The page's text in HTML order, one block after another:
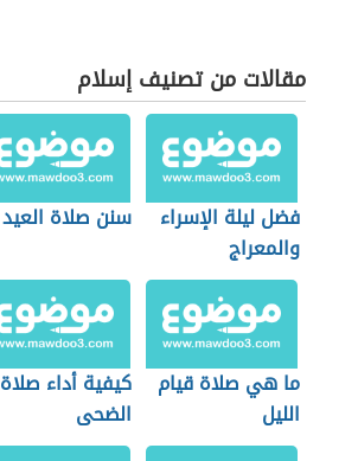
مقالات من تصنيف إسلام
فضل ليلة الإسراء
والمعراج
سنن صلاة العيد
ما هي صلاة قيام
الليل
كيفية أداء صلاة
الضحى